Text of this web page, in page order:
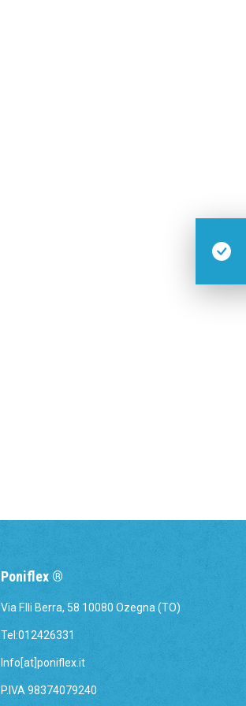
Poniflex ®
Via F.lli Berra, 58 10080 Ozegna (TO)
Tel:012426331
Info[at]poniflex.it
P.IVA 98374079240